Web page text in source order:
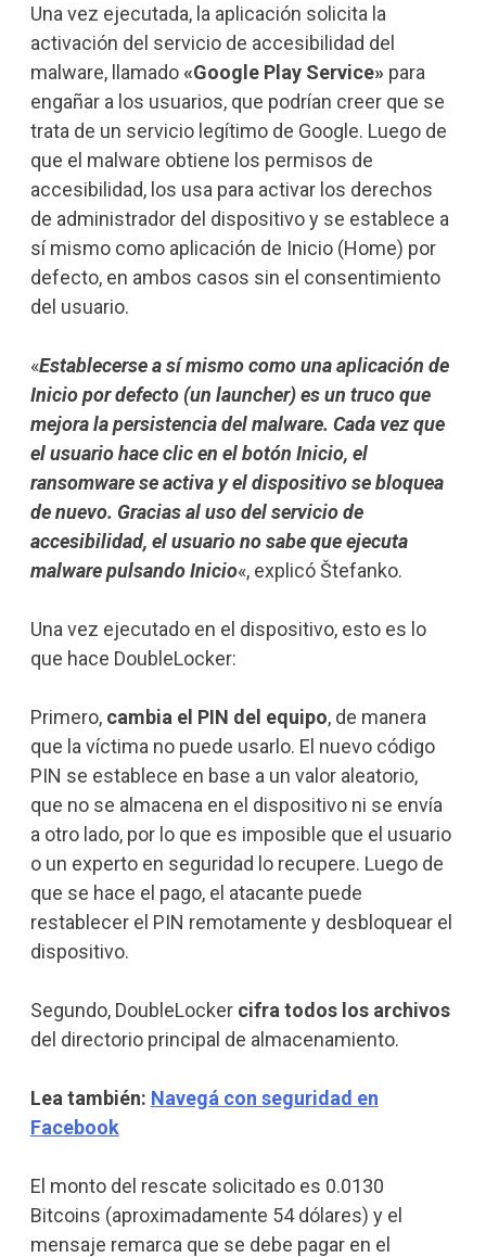
Una vez ejecutada, la aplicación solicita la
activación del servicio de accesibilidad del
malware, llamado«Google Play Service»para
engañar a los usuarios, que podrían creer que se
trata de un servicio legítimo de Google. Luego de
que el malware obtiene los permisos de
accesibilidad, los usa para activar los derechos
de administrador del dispositivo y se establece a
sí mismo como aplicación de Inicio (Home) por
defecto, en ambos casos sin el consentimiento
del usuario.
«Establecerse a sí mismo como una aplicación de
Inicio por defecto (un launcher) es un truco que
mejora la persistencia del malware. Cada vez que
el usuario hace clic en el botón Inicio, el
ransomware se activa y el dispositivo se bloquea
de nuevo. Gracias al uso del servicio de
accesibilidad, el usuario no sabe que ejecuta
malware pulsando Inicio«, explicó Štefanko.
Una vez ejecutado en el dispositivo, esto es lo
que hace DoubleLocker:
Primero,cambia el PIN del equipo, de manera
que la víctima no puede usarlo. El nuevo código
PIN se establece en base a un valor aleatorio,
que no se almacena en el dispositivo ni se envía
a otro lado, por lo que es imposible que el usuario
o un experto en seguridad lo recupere. Luego de
que se hace el pago, el atacante puede
restablecer el PIN remotamente y desbloquear el
dispositivo.
Segundo, DoubleLockercifra todos los archivos
del directorio principal de almacenamiento.
Lea también: Navegá con seguridad en
Facebook
El monto del rescate solicitado es 0.0130
Bitcoins (aproximadamente 54 dólares) y el
mensaje remarca que se debe pagar en el